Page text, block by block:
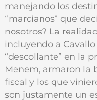
manejando los
“marcianos” que
nosotros? La
incluyendo a
“descollante” en la
Menem, armaron la
fiscal y los que
son justamente un